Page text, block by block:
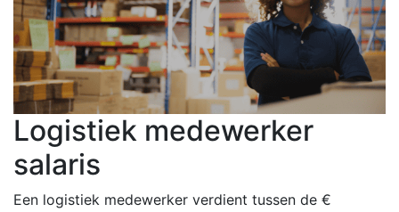
Logistiek medewerker
salaris
Een logistiek medewerker verdient tussen de €